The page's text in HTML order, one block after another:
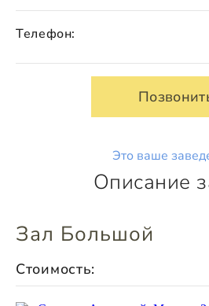
Телефон:
Это ваше
Описание
Зал Большой
Стоимость: